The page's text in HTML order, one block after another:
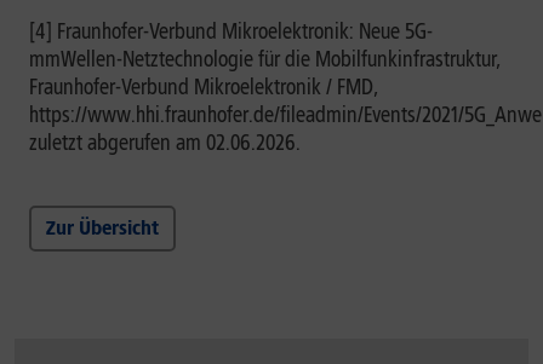
[4] Fraunhofer-Verbund Mikroelektronik: Neue 5G-
mmWellen-Netztechnologie für die Mobilfunkinfrastruktur,
Fraunhofer-Verbund Mikroelektronik / FMD,
https://www.hhi.fraunhofer.de/fileadmin/Events/2021/
zuletzt abgerufen am 02.06.2026.
Zur Übersicht